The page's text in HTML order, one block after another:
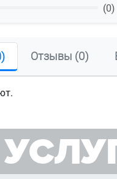
(0)
Отзывы (0)